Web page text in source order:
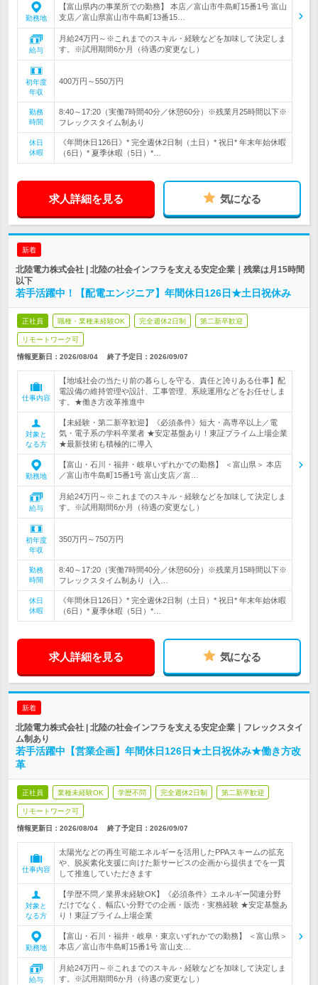
勤務地
【富山県内の事業所での勤務】 本店／富山市牛島町15番1号 富山
支店／富山県富山市牛島町13番15…
給与
月給24万円～※これまでのスキル・経験などを加味して決定しま
す。※試用期間6か月（待遇の変更なし）
初年度
年収
400万円～550万円
勤務
時間
8:40～17:20（実働7時間40分／休憩60分）※残業月25時間以下※
フレックスタイム制あり
休日
休暇
《年間休日126日》* 完全週休2日制（土日）* 祝日* 年末年始休暇
（6日）* 夏季休暇（5日）*…
求人詳細を見る 気になる
新着
北陸電力株式会社 | 北陸の社会インフラを支える安定企業｜残業は月15時間
以下
若手活躍中！【配電エンジニア】年間休日126日★土日祝休み
正社員 職種・業種未経験OK 完全週休2日制 第二新卒歓迎
リモートワーク可
情報更新日：2026/08/04 終了予定日： 2026/09/07
仕事内容
【地域社会の当たり前の暮らしを守る、責任と誇りある仕事】配
電設備の維持管理や設計、工事管理、系統運用などをお任せしま
す。★働き方改革推進中
対象と
なる方
【未経験・第二新卒歓迎】《必須条件》短大・高専卒以上／電
気・電子系の学科卒業者 ★安定基盤あり！東証プライム上場企業
★最新技術も積極的に導入
勤務地
【富山・石川・福井・岐阜いずれかでの勤務】 ＜富山県＞ 本店
／富山市牛島町15番1号 富山支店／富…
給与
月給24万円～※これまでのスキル・経験などを加味して決定しま
す。※試用期間6か月（待遇の変更なし）
初年度
年収
350万円～750万円
勤務
時間
8:40～17:20（実働7時間40分／休憩60分）※残業月15時間以下※
フレックスタイム制あり（入…
休日
休暇
《年間休日126日》* 完全週休2日制（土日）* 祝日* 年末年始休暇
（6日）* 夏季休暇（5日）*…
求人詳細を見る 気になる
新着
北陸電力株式会社 | 北陸の社会インフラを支える安定企業｜フレックスタイ
ム制あり
若手活躍中【営業企画】年間休日126日★土日祝休み★働き方改
革
正社員 業種未経験OK 学歴不問 完全週休2日制 第二新卒歓迎
リモートワーク可
情報更新日：2026/08/04 終了予定日： 2026/09/07
仕事内容
太陽光などの再生可能エネルギーを活用したPPAスキームの拡充
や、脱炭素化支援に向けた新サービスの企画から提供までを一貫
して推進していただきます
対象と
なる方
【学歴不問／業界未経験OK】《必須条件》エネルギー関連分野
だけでなく、幅広い分野での企画・販売・実務経験 ★安定基盤あ
り！東証プライム上場企業
勤務地
【富山・石川・福井・岐阜・東京いずれかでの勤務】 ＜富山県＞
本店／富山市牛島町15番1号 富山支…
給与
月給24万円～※これまでのスキル・経験などを加味して決定しま
す。※試用期間6か月（待遇の変更なし）